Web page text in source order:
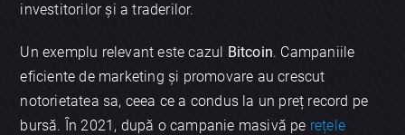
investitorilor și a traderilor.
Un exemplu relevant este cazul Bitcoin. Campaniile
eficiente de marketing și promovare au crescut
notorietatea sa, ceea ce a condus la un preț record pe
bursă. În 2021, după o campanie masivă pe rețele